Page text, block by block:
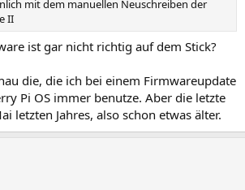
mit dem manuellen Neuschreiben der
II
ist gar nicht richtig auf dem Stick?
die, die ich bei einem Firmwareupdate
Pi OS immer benutze. Aber die letzte
letzten Jahres, also schon etwas älter.